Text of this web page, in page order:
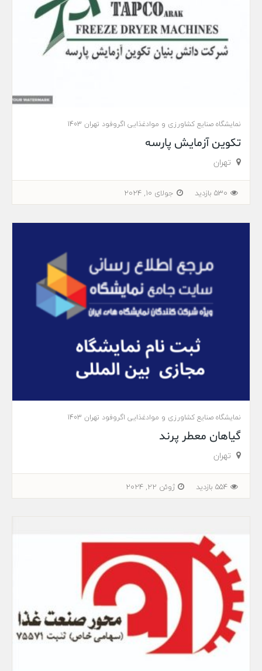
نمایشگاه صنایع کشاورزی و موادغذایی اگروفود تهران 1403
تکوین آزمایش پارسه
تهران
530 بازدید جولای 10, 2024
نمایشگاه صنایع کشاورزی و موادغذایی اگروفود تهران 1403
گیاهان معطر پرند
تهران
554 بازدید ژوئن 22, 2024